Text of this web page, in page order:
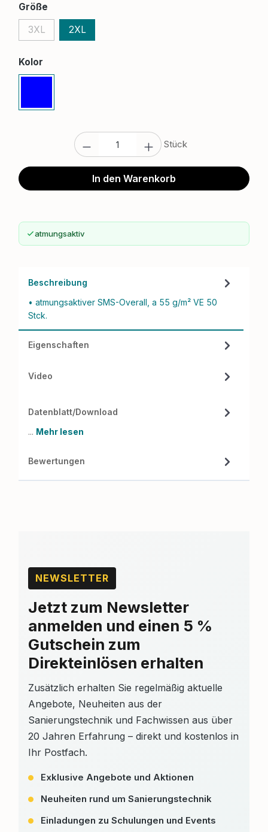
Größe
3XL
2XL
Kolor
Produkt Anzahl: Gib den
Stück
In den Warenkorb
atmungsaktiv
Beschreibung
• atmungsaktiver SMS-Overall, a 55 g/m² VE 50
Stck.
Eigenschaften
Video
Datenblatt/Download
... Mehr lesen
Bewertungen
NEWSLETTER
Jetzt zum Newsletter
anmelden und einen 5 %
Gutschein zum
Direkteinlösen erhalten
Zusätzlich erhalten Sie regelmäßig aktuelle
Angebote, Neuheiten aus der
Sanierungstechnik und Fachwissen aus über
20 Jahren Erfahrung – direkt und kostenlos in
Ihr Postfach.
Exklusive Angebote und Aktionen
Neuheiten rund um Sanierungstechnik
Einladungen zu Schulungen und Events